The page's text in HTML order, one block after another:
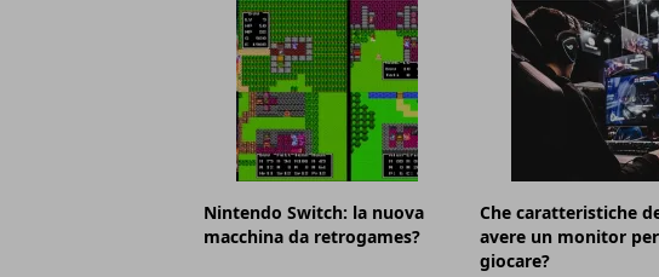
Nintendo Switch: la nuova
macchina da retrogames?
Che caratteristiche
avere un monitor per
giocare?